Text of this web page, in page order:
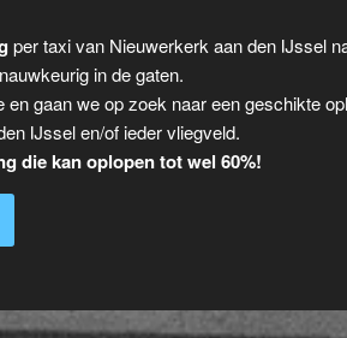
per taxi van Nieuwerkerk aan den IJssel
in de gaten.
gaan we op zoek naar een geschikte
IJssel en/of ieder vliegveld.
die kan oplopen tot wel 60%!